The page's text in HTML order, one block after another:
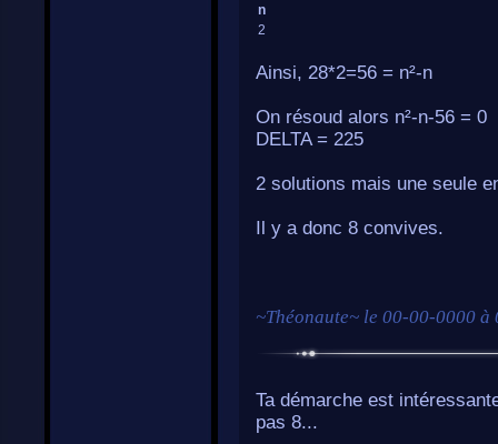
n
2
Ainsi, 28*2=56 = n²-n
On résoud alors n²-n-56 = 0
DELTA = 225
2 solutions mais une seule
Il y a donc 8 convives.
~Théonaute~ le 00-00-0000 à
Ta démarche est
pas 8...